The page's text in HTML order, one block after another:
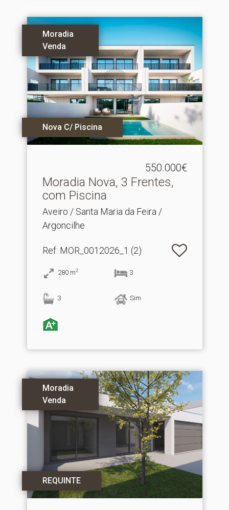
Moradia
Venda
Nova C/ Piscina
550.000€
Moradia Nova, 3 Frentes,
com Piscina
Aveiro / Santa Maria da Feira /
Argoncilhe
Ref: MOR_0012026_1 (2)
280 m2 3
3 Sim
Moradia
Venda
REQUINTE